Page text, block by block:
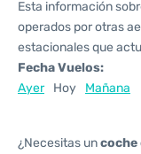
Esta información
operados por otras
estacionales que
Fecha Vuelos:
Ayer
Hoy Mañana
¿Necesitas uncoche